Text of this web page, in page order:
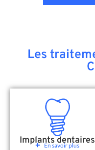
Les
Implants dentaires
En savoir plus